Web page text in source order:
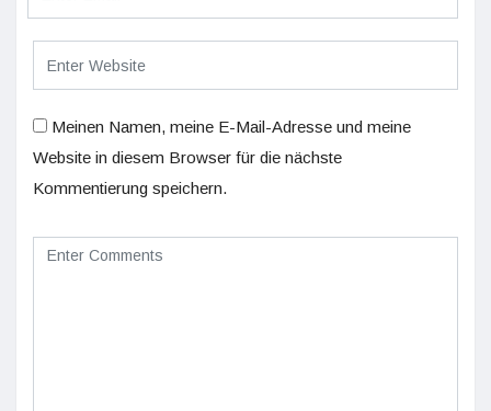
Meinen Namen, meine E-Mail-Adresse und meine
Website in diesem Browser für die nächste
Kommentierung speichern.